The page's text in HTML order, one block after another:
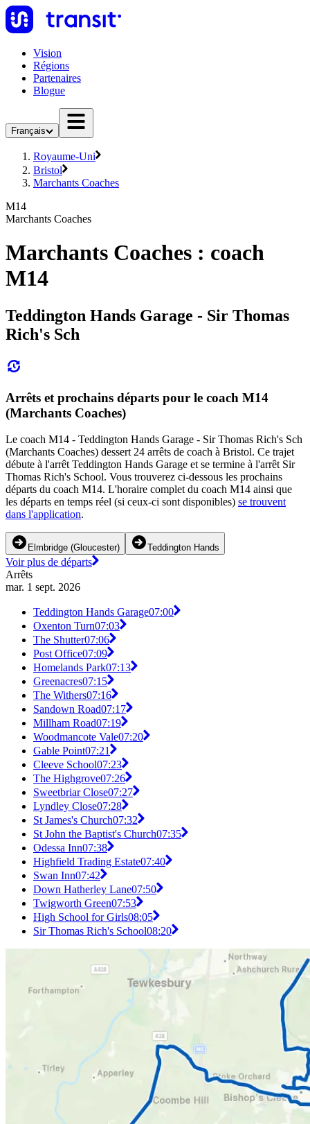
Vision
Régions
Partenaires
Blogue
Français
Royaume-Uni
Bristol
Marchants Coaches
M14
Marchants Coaches
Marchants Coaches : coach
M14
Teddington Hands Garage - Sir Thomas
Rich's Sch
Arrêts et prochains départs pour le coach M14
(Marchants Coaches)
Le coach M14 - Teddington Hands Garage - Sir Thomas Rich's Sch
(Marchants Coaches) dessert 24 arrêts de coach à Bristol. Ce trajet
débute à l'arrêt Teddington Hands Garage et se termine à l'arrêt Sir
Thomas Rich's School. Vous trouverez ci-dessous les prochains
départs du coach M14. L'horaire complet du coach M14 ainsi que
les départs en temps réel (si ceux-ci sont disponibles) se trouvent
dans l'application.
Elmbridge (Gloucester) Teddington Hands
Voir plus de départs
Arrêts
mar. 1 sept. 2026
Teddington Hands Garage07:00
Oxenton Turn07:03
The Shutter07:06
Post Office07:09
Homelands Park07:13
Greenacres07:15
The Withers07:16
Sandown Road07:17
Millham Road07:19
Woodmancote Vale07:20
Gable Point07:21
Cleeve School07:23
The Highgrove07:26
Sweetbriar Close07:27
Lyndley Close07:28
St James's Church07:32
St John the Baptist's Church07:35
Odessa Inn07:38
Highfield Trading Estate07:40
Swan Inn07:42
Down Hatherley Lane07:50
Twigworth Green07:53
High School for Girls08:05
Sir Thomas Rich's School08:20